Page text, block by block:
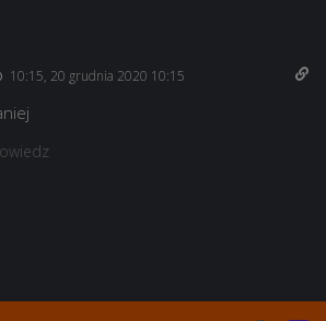
10:15, 20 grudnia 2020 10:15